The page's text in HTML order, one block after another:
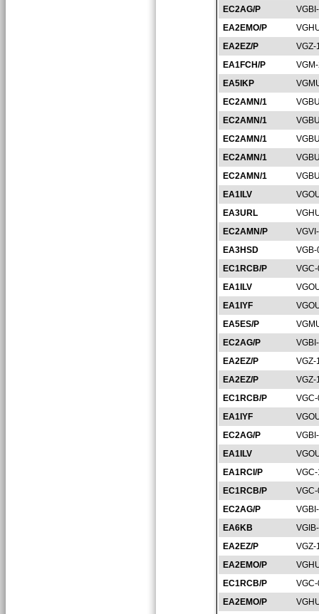
EC2AG/P
EA2EMO/P
EA2EZ/P
VGZ-
EA1FCH/P
EA5IKP
EC2AMN/1
EC2AMN/1
EC2AMN/1
EC2AMN/1
EC2AMN/1
EA1ILV
EA3URL
EC2AMN/P
EA3HSD
EC1RCB/P
EA1ILV
EA1IYF
EA5ES/P
EC2AG/P
EA2EZ/P
VGZ-
EA2EZ/P
VGZ-
EC1RCB/P
EA1IYF
EC2AG/P
EA1ILV
EA1RCI/P
EC1RCB/P
EC2AG/P
EA6KB
EA2EZ/P
VGZ-
EA2EMO/P
EC1RCB/P
EA2EMO/P